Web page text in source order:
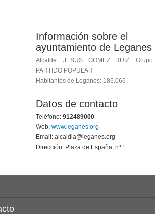
Información sobre el
ayuntamiento de Leganes
Alcalde: JESUS GOMEZ RUIZ. Grupo:
PARTIDO POPULAR
Habitantes de Leganes: 186.066
Datos de contacto
Teléfono: 912489000
Web: www.leganes.org
Email: alcaldia@leganes.org
Dirección: Plaza de España, nº 1